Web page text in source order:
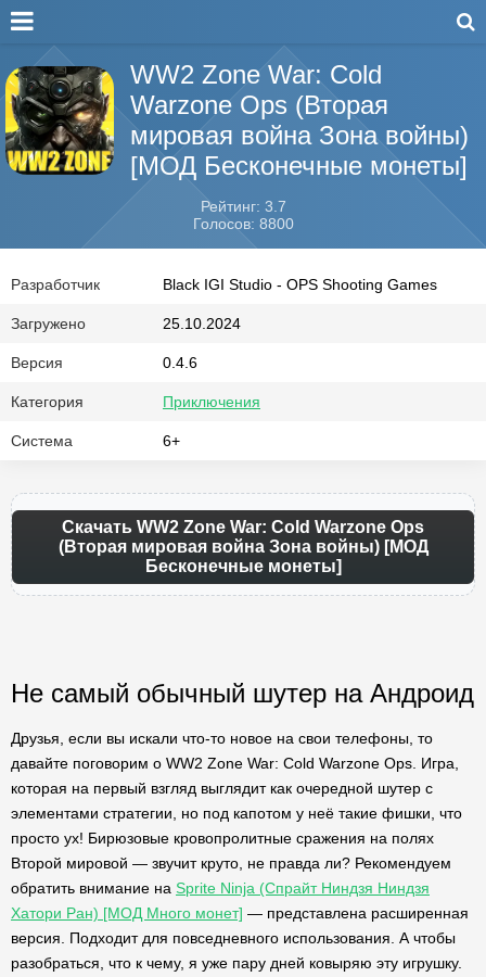
WW2 Zone War: Cold
Warzone Ops (Вторая
мировая война Зона войны)
[МОД Бесконечные монеты]
Рейтинг: 3.7
Голосов: 8800
Разработчик Black IGI Studio - OPS Shooting Games
Загружено 25.10.2024
Версия 0.4.6
Категория Приключения
Система 6+
Скачать WW2 Zone War: Cold Warzone Ops
(Вторая мировая война Зона войны) [МОД
Бесконечные монеты]
Не самый обычный шутер на Андроид
Друзья, если вы искали что-то новое на свои телефоны, то
давайте поговорим о WW2 Zone War: Cold Warzone Ops. Игра,
которая на первый взгляд выглядит как очередной шутер с
элементами стратегии, но под капотом у неё такие фишки, что
просто ух! Бирюзовые кровопролитные сражения на полях
Второй мировой — звучит круто, не правда ли? Рекомендуем
обратить внимание на Sprite Ninja (Спрайт Ниндзя Ниндзя
Хатори Ран) [МОД Много монет] — представлена расширенная
версия. Подходит для повседневного использования. А чтобы
разобраться, что к чему, я уже пару дней ковыряю эту игрушку.